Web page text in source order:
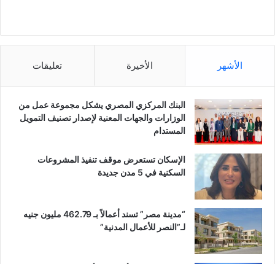
الأشهر الأخيرة تعليقات
البنك المركزي المصري يشكل مجموعة عمل من
الوزارات والجهات المعنية لإصدار تصنيف التمويل
المستدام
الإسكان تستعرض موقف تنفيذ المشروعات
السكنية في 5 مدن جديدة
“مدينة مصر” تسند أعمالاً بـ 462.79 مليون جنيه
لـ”النصر للأعمال المدنية”